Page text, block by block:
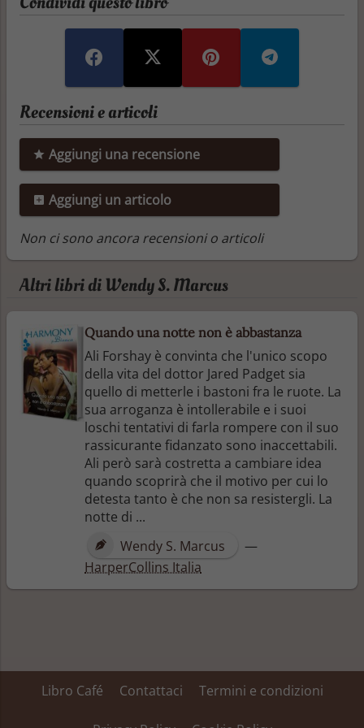
Recensioni e articoli
Aggiungi una recensione
Aggiungi un articolo
Non ci sono ancora recensioni o articoli
Altri libri di Wendy S. Marcus
Quando una notte non è abbastanza
Ali Forshay è convinta che l'unico scopo
della vita del dottor Jared Padget sia
quello di metterle i bastoni fra le ruote. La
sua arroganza è intollerabile e i suoi
loschi tentativi di farla rompere con il suo
rassicurante fidanzato sono inaccettabili.
Ali però sarà costretta a cambiare idea
quando scoprirà che il motivo per cui lo
detesta tanto è che non sa resistergli. La
notte di ...
Wendy S. Marcus
—
HarperCollins Italia
Libro Café Contattaci Termini e condizioni